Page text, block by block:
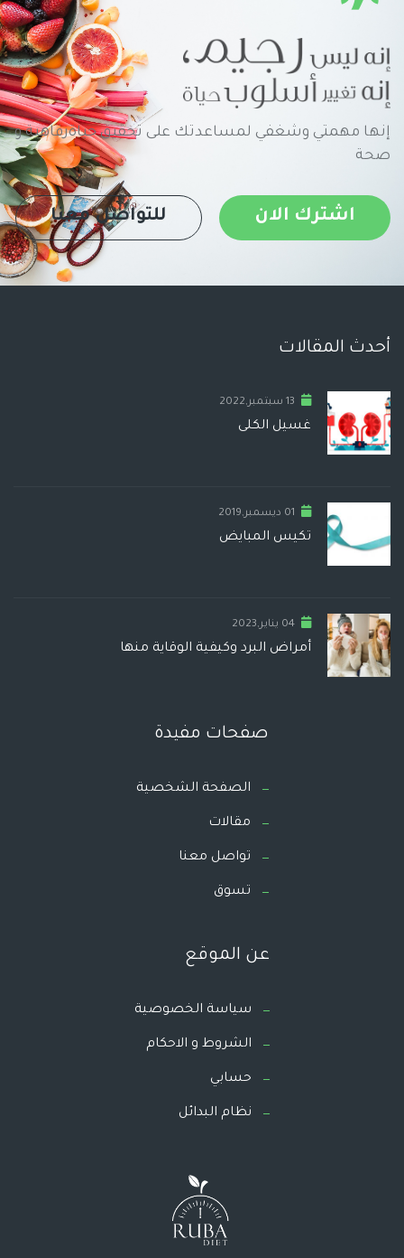
إنها مهمتي وشغفي لمساعدتك على تحقيق حياةرفاهية و
صحة
اشترك الان للتواصل معنا
أحدث المقالات
13 سبتمبر,2022
غسيل الكلى
01 ديسمبر,2019
تكيس المبايض
04 يناير,2023
أمراض البرد وكيفية الوقاية منها
صفحات مفيدة
الصفحة الشخصية
مقالات
تواصل معنا
تسوق
عن الموقع
سياسة الخصوصية
الشروط و الاحكام
حسابي
نظام البدائل